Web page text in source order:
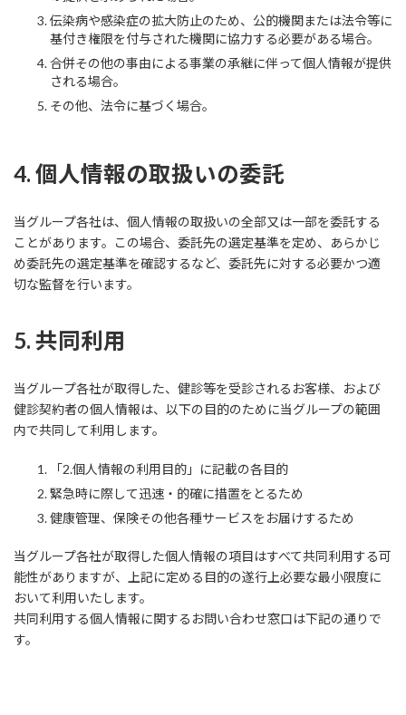
伝染病や感染症の拡大防止のため、公的機関または法令等に
基付き権限を付与された機関に協力する必要がある場合。
合併その他の事由による事業の承継に伴って個人情報が提供
される場合。
その他、法令に基づく場合。
4. 個人情報の取扱いの委託
当グループ各社は、個人情報の取扱いの全部又は一部を委託する
ことがあります。この場合、委託先の選定基準を定め、あらかじ
め委託先の選定基準を確認するなど、委託先に対する必要かつ適
切な監督を行います。
5. 共同利用
当グループ各社が取得した、健診等を受診されるお客様、および
健診契約者の個人情報は、以下の目的のために当グループの範囲
内で共同して利用します。
「2.個人情報の利用目的」に記載の各目的
緊急時に際して迅速・的確に措置をとるため
健康管理、保険その他各種サービスをお届けするため
当グループ各社が取得した個人情報の項目はすべて共同利用する可
能性がありますが、上記に定める目的の遂行上必要な最小限度に
おいて利用いたします。
共同利用する個人情報に関するお問い合わせ窓口は下記の通りで
す。